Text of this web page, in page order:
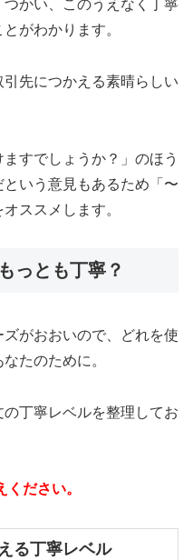
かい、このうえなく丁寧
がわかります。
先につかえる素晴らしい
すでしょうか？」のほう
いう意見もあるため「〜
ススメします。
っとも丁寧？
がおおいので、どれを使
たのために。
丁寧レベルを整理してお
ださい。
る丁寧レベル